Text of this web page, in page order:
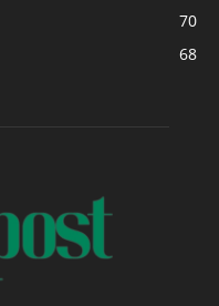
70
68